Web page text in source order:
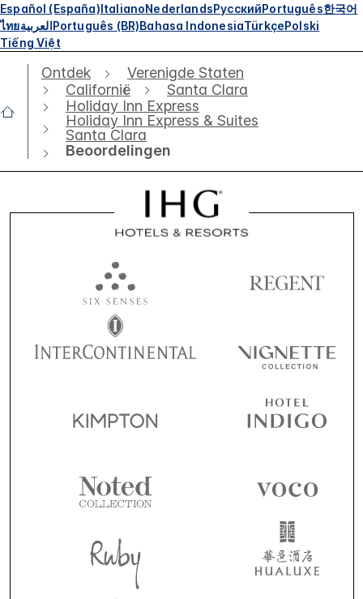
Español (España)ItalianoNederlandsРусскийPortuguês한국어
ไทยالعربيةPortuguês (BR)Bahasa IndonesiaTürkçePolski
Tiếng Việt
Ontdek
Verenigde Staten
Californië
Santa Clara
Holiday Inn Express
Holiday Inn Express & Suites
Santa Clara
Beoordelingen